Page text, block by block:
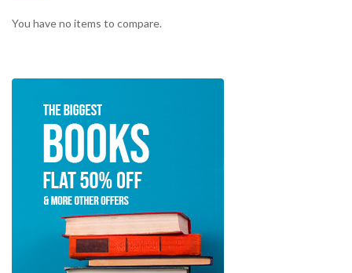
You have no items to compare.